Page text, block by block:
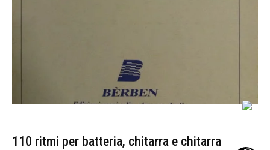
110 ritmi per batteria, chitarra e chitarra